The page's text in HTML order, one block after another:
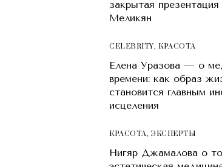
закрытая
Меликян
CELEBRITY, КРАСОТA
Елена Уразова — о
времени: как образ
становится главным
исцеления
КРАСОТA, ЭКСПЕРТЫ
Нигяр Джамалова о